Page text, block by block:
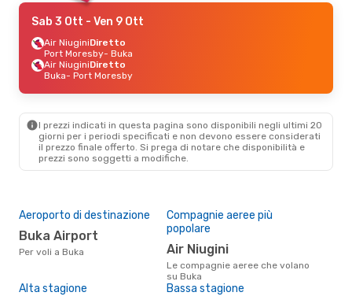
Sab 3 Ott - Ven 9 Ott
Air NiuginiDiretto
Port Moresby- Buka
Air NiuginiDiretto
Buka- Port Moresby
I prezzi indicati in questa pagina sono disponibili negli ultimi 20
giorni per i periodi specificati e non devono essere considerati
il ​​prezzo finale offerto. Si prega di notare che disponibilità e
prezzi sono soggetti a modifiche.
Aeroporto di destinazione
Buka Airport
Per voli a Buka
Compagnie aeree più
popolare
Air Niugini
Le compagnie aeree che volano
su Buka
Alta stagione Bassa stagione